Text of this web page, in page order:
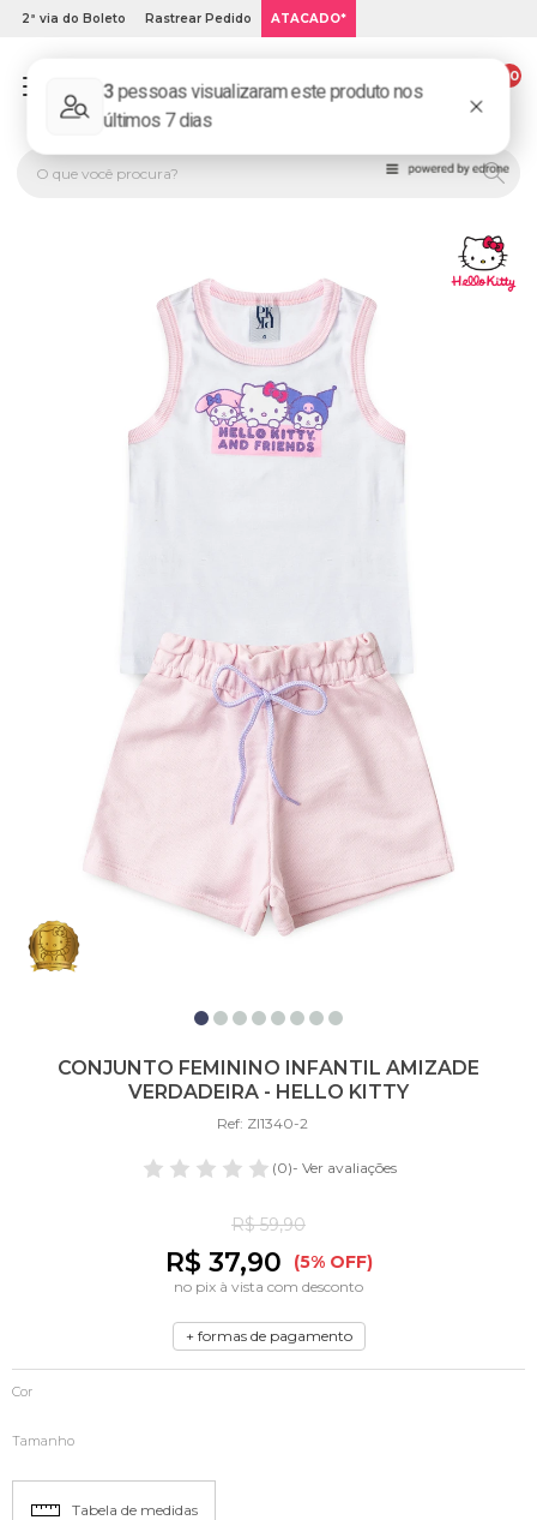
2ª via do Boleto Rastrear Pedido ATACADO*
PLATINUM KIDS: LOJA DE ROUPA INFANTIL ONLINE.
00
CONJUNTO FEMININO INFANTIL AMIZADE
VERDADEIRA - HELLO KITTY
Ref: ZI1340-2
(0)- Ver avaliações
R$ 59,90
R$ 37,90 (5% OFF)
no pix à vista com desconto
+ formas de pagamento
Cor
Tamanho
Tabela de medidas